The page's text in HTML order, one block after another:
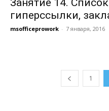
гиперссылки,
msofficeprowork - 7 января, 2016
1